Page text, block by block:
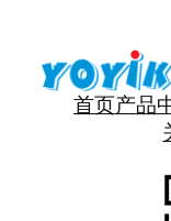
首页产品